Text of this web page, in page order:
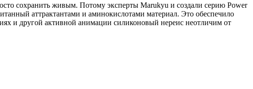
сохранить живым. Потому эксперты Marukyu и создали серию Power
аттрактантами и аминокислотами материал. Это обеспечило
и другой активной анимации силиконовый нереис неотличим от